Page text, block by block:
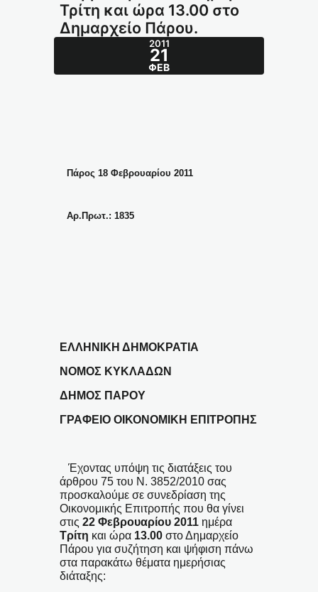
Τρίτη και ώρα 13.00 στο
Δημαρχείο Πάρου.
2011
21
ΦΕΒ
Πάρος 18 Φεβρουαρίου 2011
Αρ.Πρωτ.: 1835
ΕΛΛΗΝΙΚΗ ΔΗΜΟΚΡΑΤΙΑ
ΝΟΜΟΣ ΚΥΚΛΑΔΩΝ
ΔΗΜΟΣ ΠΑΡΟΥ
ΓΡΑΦΕΙΟ ΟΙΚΟΝΟΜΙΚΗ ΕΠΙΤΡΟΠΗΣ
Έχοντας υπόψη τις διατάξεις του
άρθρου 75 του Ν. 3852/2010 σας
προσκαλούμε σε συνεδρίαση της
Οικονομικής Επιτροπής που θα γίνει
στις 22 Φεβρουαρίου 2011 ημέρα
Τρίτη και ώρα 13.00 στο Δημαρχείο
Πάρου για συζήτηση και ψήφιση πάνω
στα παρακάτω θέματα ημερήσιας
διάταξης: